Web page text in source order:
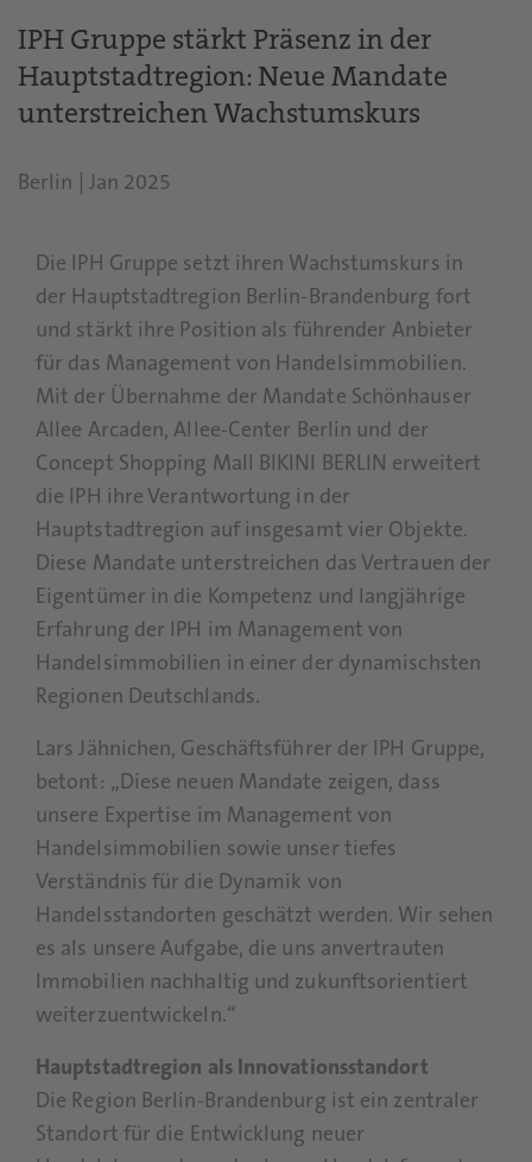
IPH Gruppe stärkt Präsenz in der
Hauptstadtregion: Neue Mandate
unterstreichen Wachstumskurs
Berlin Jan 2025
Die IPH Gruppe setzt ihren Wachstumskurs in
der Hauptstadtregion Berlin-Brandenburg fort
und stärkt ihre Position als führender Anbieter
für das Management von Handelsimmobilien.
Mit der Übernahme der Mandate Schönhauser
Allee Arcaden, Allee-Center Berlin und der
Concept Shopping Mall BIKINI BERLIN erweitert
die IPH ihre Verantwortung in der
Hauptstadtregion auf insgesamt vier Objekte.
Diese Mandate unterstreichen das Vertrauen der
Eigentümer in die Kompetenz und langjährige
Erfahrung der IPH im Management von
Handelsimmobilien in einer der dynamischsten
Regionen Deutschlands.
Lars Jähnichen, Geschäftsführer der IPH Gruppe,
betont: „Diese neuen Mandate zeigen, dass
unsere Expertise im Management von
Handelsimmobilien sowie unser tiefes
Verständnis für die Dynamik von
Handelsstandorten geschätzt werden. Wir sehen
es als unsere Aufgabe, die uns anvertrauten
Immobilien nachhaltig und zukunftsorientiert
weiterzuentwickeln.“
Hauptstadtregion als Innovationsstandort
Die Region Berlin-Brandenburg ist ein zentraler
Standort für die Entwicklung neuer